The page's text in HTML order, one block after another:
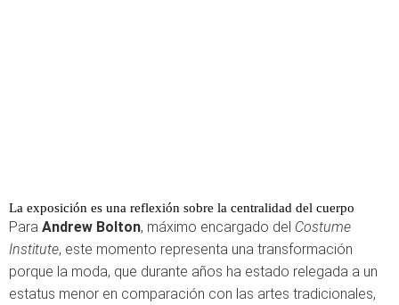
La exposición es una reflexión sobre la centralidad del cuerpo
Para Andrew Bolton, máximo encargado del Costume
Institute, este momento representa una transformación
porque la moda, que durante años ha estado relegada a un
estatus menor en comparación con las artes tradicionales,